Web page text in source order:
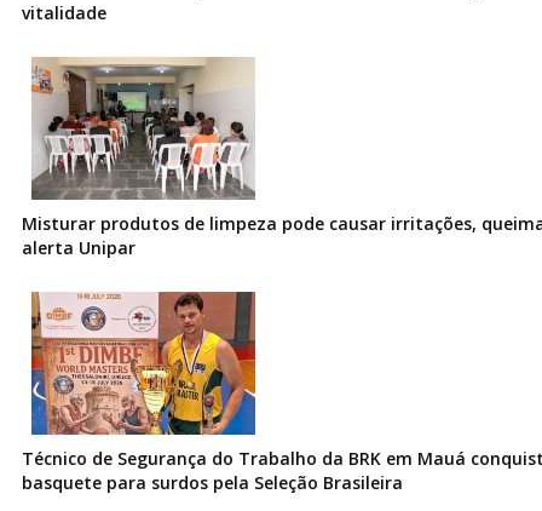
vitalidade
Misturar produtos de limpeza pode causar irritações,
alerta Unipar
Técnico de Segurança do Trabalho da BRK em Mauá
basquete para surdos pela Seleção Brasileira